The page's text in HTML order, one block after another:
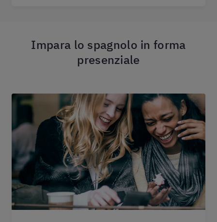
Impara lo spagnolo in forma
presenziale